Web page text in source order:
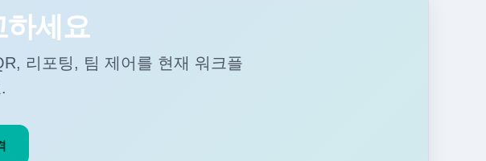
세요
리포팅, 팀 제어를 현재 워크플